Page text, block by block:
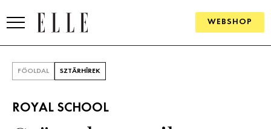
WEBSHOP
FŐOLDAL SZTÁRHÍREK
ROYAL SCHOOL